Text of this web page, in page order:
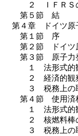
２ ＩＦＲＳの
第５節 結
第４章 ドイツ原
第１節 序
第２節 ドイツ原
第３節 原子力発
１ 法形式的観
２ 経済的観察
３ 税務上の
第４節 使用済核
１ 法形式的観察
２ 核燃料棒の
３ 税務上の